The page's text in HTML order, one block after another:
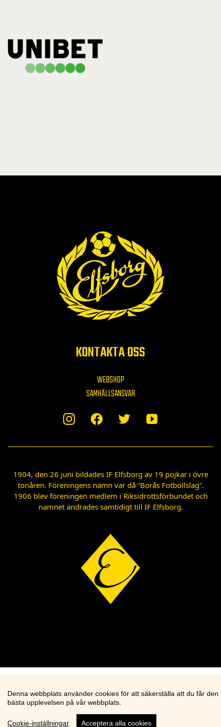
KONTAKTA OSS
WEBSHOP
SAMHÄLLSANSVAR
1904, den 26 juni bildades IF Elfsborg av 19 pojkar i övre
tonåren. Föreningens namn var då ”Borås Fotbollslag”.
1906 blev föreningen medlem i Riksidrottsförbundet och
namnet ändrades samtidigt till IF Elfsborg.
Denna webbplats använder cookies för att säkerställa att du får den
bästa upplevelsen på vår webbplats.
Cookie-inställningar Acceptera alla cookies